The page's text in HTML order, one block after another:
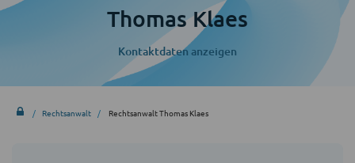
Thomas Klaes
Kontaktdaten anzeigen
Rechtsanwalt Rechtsanwalt Thomas Klaes